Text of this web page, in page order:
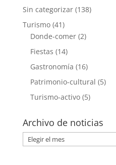
Sin categorizar(138)
Turismo(41)
Donde-comer(2)
Fiestas (14)
Gastronomía (16)
Patrimonio-cultural (5)
Turismo-activo(5)
Archivo de noticias
Archivo
de